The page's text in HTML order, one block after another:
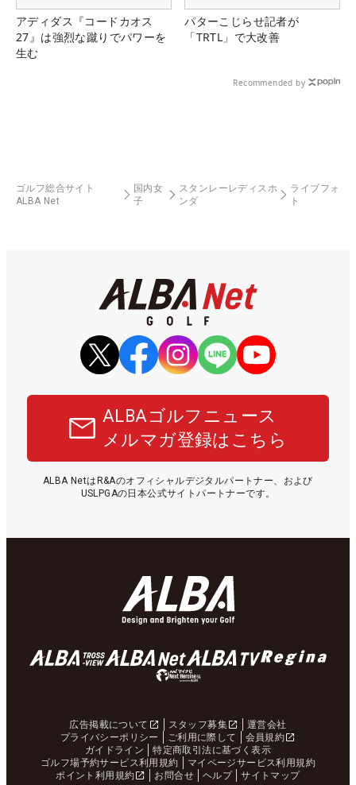
アディダス『コードカオス
27』は強烈な蹴りでパワーを
生む
パターこじらせ記者が
「TRTL」で大改善
Recommended by
ゴルフ総合サイト
ALBA Net
国内女
子
スタンレーレディスホ
ンダ
ライブフォ
ト
ALBAゴルフニュース
メルマガ登録はこちら
ALBA NetはR&Aのオフィシャルデジタルパートナー、および
USLPGAの日本公式サイトパートナーです。
広告掲載について スタッフ募集
運営会社
プライバシーポリシー
ご利用に際して
会員規約
ガイドライン
特定商取引法に基づく表示
ゴルフ場予約サービス利用規約
マイページサービス利用規約
ポイント利用規約
お問合せ ヘルプ サイトマップ